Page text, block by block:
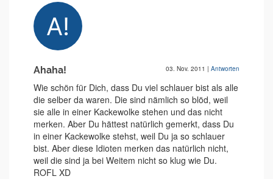
Ahaha! 03. Nov. 2011 | Antworten
Wie schön für Dich, dass Du viel schlauer bist als alle
die selber da waren. Die sind nämlich so blöd, weil
sie alle in einer Kackewolke stehen und das nicht
merken. Aber Du hättest natürlich gemerkt, dass Du
in einer Kackewolke stehst, weil Du ja so schlauer
bist. Aber diese Idioten merken das natürlich nicht,
weil die sind ja bei Weitem nicht so klug wie Du.
ROFL XD